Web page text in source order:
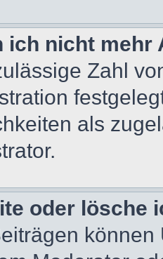
ich nicht
Zahl
als
oder lösche